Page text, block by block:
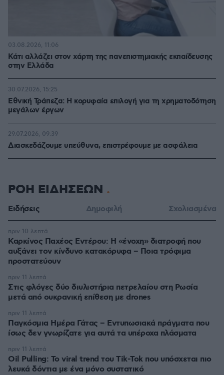
Κάτι αλλάζει στον χάρτη της πανεπιστημιακής εκπαίδευσης
στην Ελλάδα
03.08.2026, 11:06
Εθνική Τράπεζα: Η κορυφαία επιλογή για τη χρηματοδότηση
μεγάλων έργων
30.07.2026, 15:25
Διασκεδάζουμε υπεύθυνα, επιστρέφουμε με ασφάλεια
29.07.2026, 09:39
ΡΟΗ ΕΙΔΗΣΕΩΝ
Ειδήσεις Δημοφιλή Σχολιασμένα
Καρκίνος Παχέος Εντέρου: Η «ένοχη» διατροφή που
αυξάνει τον κίνδυνο κατακόρυφα – Ποια τρόφιμα
προστατεύουν
πριν 10 λεπτά
Στις φλόγες δύο διυλιστήρια πετρελαίου στη Ρωσία
μετά από ουκρανική επίθεση με drones
πριν 11 λεπτά
Παγκόσμια Ημέρα Γάτας – Εντυπωσιακά πράγματα που
ίσως δεν γνωρίζατε για αυτά τα υπέροχα πλάσματα
πριν 11 λεπτά
Oil Pulling: To viral trend του Tik-Tok που υπόσχεται πιο
λευκά δόντια με ένα μόνο συστατικό
πριν 11 λεπτά